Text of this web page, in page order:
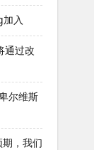
入
通过改
尔维斯
，我们